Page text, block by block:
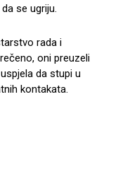
se ugriju.
rada i
oni preuzeli
da stupi u
kontakata.